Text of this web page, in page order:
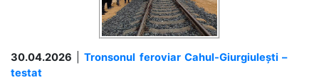
30.04.2026 |Tronsonul feroviar Cahul-Giurgiulești –
testat